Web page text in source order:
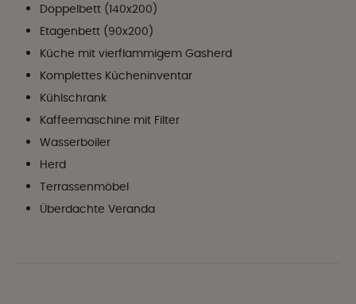
Doppelbett (140x200)
Etagenbett (90x200)
Küche mit vierflammigem Gasherd
Komplettes Kücheninventar
Kühlschrank
Kaffeemaschine mit Filter
Wasserboiler
Herd
Terrassenmöbel
Überdachte Veranda